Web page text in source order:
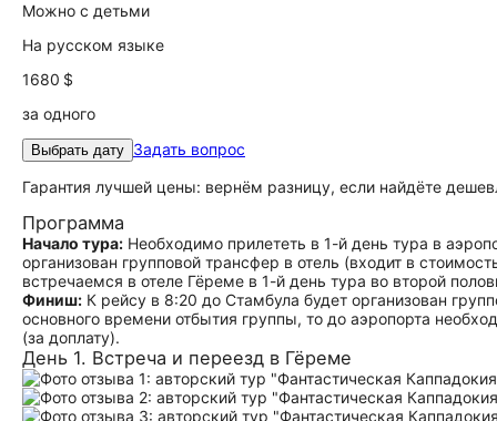
Можно с детьми
На русском языке
1680 $
за одного
Выбрать дату Задать вопрос
Гарантия лучшей цены: вернём разницу, если найдёте
Программа
Начало тура: Необходимо прилететь в 1-й день тура в
организован групповой трансфер в отель (входит в
встречаемся в отеле Гёреме в 1-й день тура во второй
Финиш: К рейсу в 8:20 до Стамбула будет организован
основного времени отбытия группы, то до аэропорта
(за доплату).
День 1. Встреча и переезд в Гёреме